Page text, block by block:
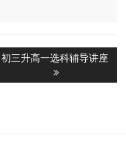
Next
初三升高一选科辅导讲座